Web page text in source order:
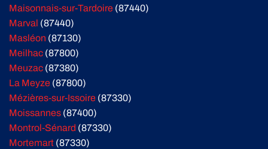
Maisonnais-sur-Tardoire (87440)
Marval (87440)
Masléon (87130)
Meilhac (87800)
Meuzac (87380)
La Meyze (87800)
Mézières-sur-Issoire (87330)
Moissannes (87400)
Montrol-Sénard (87330)
Mortemart (87330)